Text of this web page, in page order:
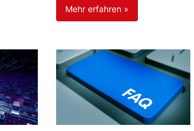
Mehr erfahren »